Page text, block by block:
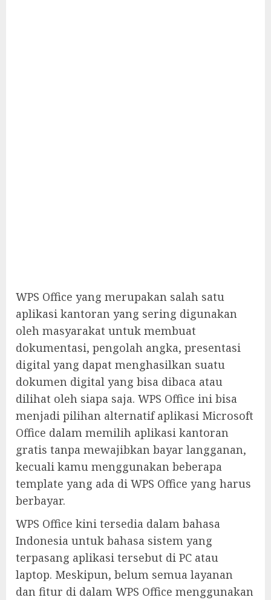
WPS Office yang merupakan salah satu
aplikasi kantoran yang sering digunakan
oleh masyarakat untuk membuat
dokumentasi, pengolah angka, presentasi
digital yang dapat menghasilkan suatu
dokumen digital yang bisa dibaca atau
dilihat oleh siapa saja. WPS Office ini bisa
menjadi pilihan alternatif aplikasi Microsoft
Office dalam memilih aplikasi kantoran
gratis tanpa mewajibkan bayar langganan,
kecuali kamu menggunakan beberapa
template yang ada di WPS Office yang harus
berbayar.
WPS Office kini tersedia dalam bahasa
Indonesia untuk bahasa sistem yang
terpasang aplikasi tersebut di PC atau
laptop. Meskipun, belum semua layanan
dan fitur di dalam WPS Office menggunakan